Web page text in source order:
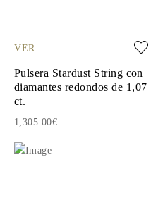
VER
Pulsera Stardust String con
diamantes redondos de 1,07
ct.
1,305.00€